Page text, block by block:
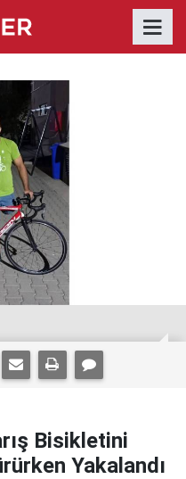
Bisikletini
Yakalandı